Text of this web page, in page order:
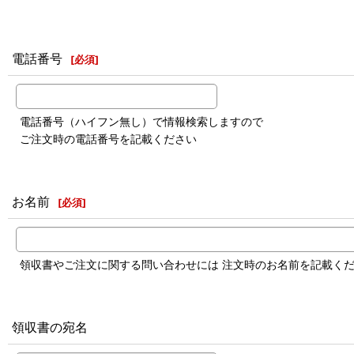
電話番号 [必須]
電話番号（ハイフン無し）で情報検索しますので
ご注文時の電話番号を記載ください
お名前 [必須]
領収書やご注文に関する問い合わせには 注文時のお名前を記載く
領収書の宛名